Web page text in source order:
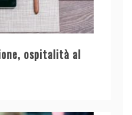
ospitalità al